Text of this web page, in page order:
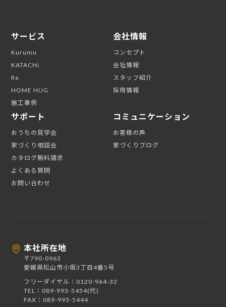
サービス
Kurumu
KATACHi
Re
HOME HUG
施工事例
会社情報
コンセプト
会社情報
スタッフ紹介
採用情報
サポート
おうちの見学会
家づくり相談会
カタログ無料請求
よくある質問
お問い合わせ
コミュニケーション
お客様の声
家づくりブログ
本社所在地
〒790-0963
愛媛県松山市小坂3丁目4番5号
フリーダイヤル：0120-964-32
TEL：089-993-5454(代)
FAX：089-993-5444